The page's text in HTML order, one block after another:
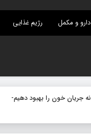
دارو و مکمل رژیم غذایی